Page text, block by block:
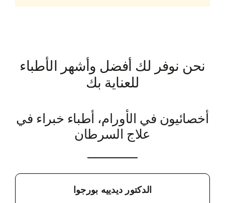
نحن نوفر لك أفضل وأشهر الأطباء
للعناية بك
أخصائيون في الأورام، أطباء خبراء في
علاج السرطان
الدكتور ديدييه بورجوا